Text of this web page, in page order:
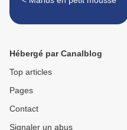
Hébergé par Canalblog
Top articles
Pages
Contact
Signaler un abus